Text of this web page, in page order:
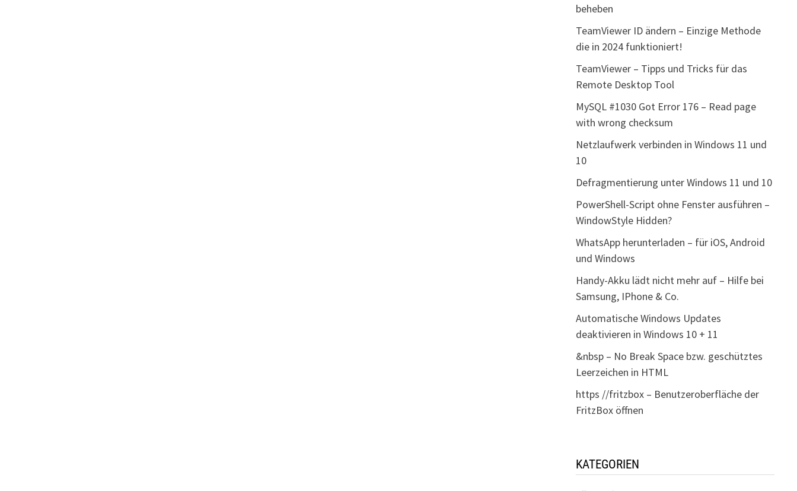
beheben
TeamViewer ID ändern – Einzige Methode
die in 2024 funktioniert!
TeamViewer – Tipps und Tricks für das
Remote Desktop Tool
MySQL #1030 Got Error 176 – Read page
with wrong checksum
Netzlaufwerk verbinden in Windows 11 und
10
Defragmentierung unter Windows 11 und 10
PowerShell-Script ohne Fenster ausführen –
WindowStyle Hidden?
WhatsApp herunterladen – für iOS, Android
und Windows
Handy-Akku lädt nicht mehr auf – Hilfe bei
Samsung, IPhone & Co.
Automatische Windows Updates
deaktivieren in Windows 10 + 11
&nbsp – No Break Space bzw. geschütztes
Leerzeichen in HTML
https //fritzbox – Benutzeroberfläche der
FritzBox öffnen
KATEGORIEN